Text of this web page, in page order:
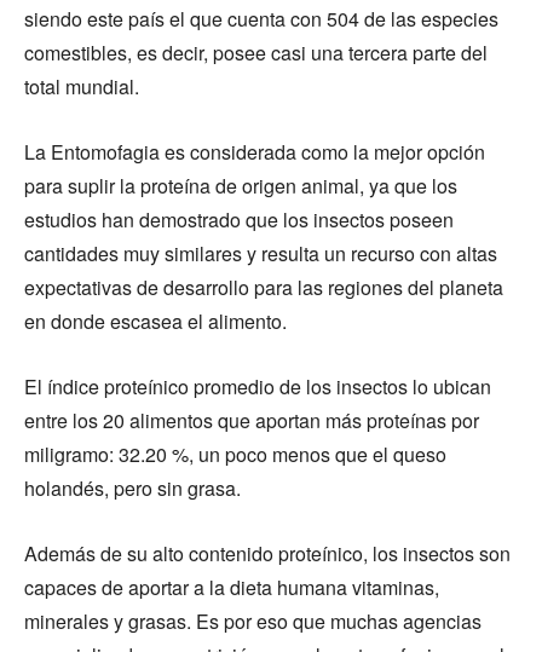
siendo este país el que cuenta con 504 de las especies
comestibles, es decir, posee casi una tercera parte del
total mundial.
La Entomofagia es considerada como la mejor opción
para suplir la proteína de origen animal, ya que los
estudios han demostrado que los insectos poseen
cantidades muy similares y resulta un recurso con altas
expectativas de desarrollo para las regiones del planeta
en donde escasea el alimento.
El índice proteínico promedio de los insectos lo ubican
entre los 20 alimentos que aportan más proteínas por
miligramo: 32.20 %, un poco menos que el queso
holandés, pero sin grasa.
Además de su alto contenido proteínico, los insectos son
capaces de aportar a la dieta humana vitaminas,
minerales y grasas. Es por eso que muchas agencias